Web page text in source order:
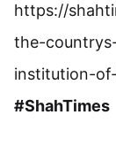
https://
the-
institution-
#ShahTimes